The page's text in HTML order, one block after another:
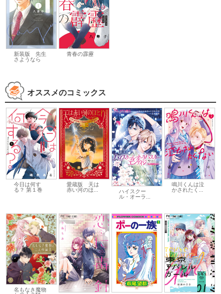
新装版 先生
さようなら
青春の霹靂
オススメのコミックス
今日は何す
る？ 第１巻
愛蔵版 天は
赤い河のほ...
ハイスクー
ル・オーラ...
鳴川くんは泣
かされたく...
名もなき魔物